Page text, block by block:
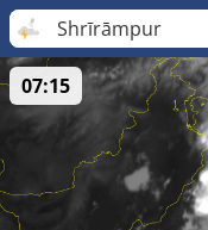
Shrīrāmpur
07:15